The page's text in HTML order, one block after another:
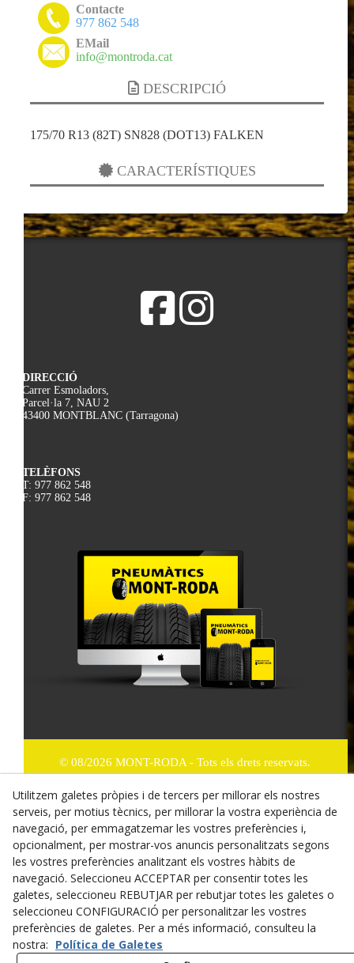
Contacte
977 862 548
EMail
info@montroda.cat
DESCRIPCIÓ
175/70 R13 (82T) SN828 (DOT13) FALKEN
CARACTERÍSTIQUES
DIRECCIÓ
Carrer Esmoladors,
Parcel·la 7, NAU 2
43400 MONTBLANC (Tarragona)
TELÈFONS
T: 977 862 548
F: 977 862 548
© 08/2026 MONT-RODA - Tots els drets reservats.
Política de Privacitat
Termes i condicions de compra
Dret de desistiment
Cookies
Mapa Web
Utilitzem galetes pròpies i de tercers per millorar els nostres
serveis, per motius tècnics, per millorar la vostra experiència de
navegació, per emmagatzemar les vostres preferències i,
opcionalment, per mostrar-vos anuncis personalitzats segons
les vostres preferències analitzant els vostres hàbits de
navegació. Seleccioneu ACCEPTAR per consentir totes les
galetes, seleccioneu REBUTJAR per rebutjar totes les galetes o
seleccioneu CONFIGURACIÓ per personalitzar les vostres
preferències de galetes. Per a més informació, consulteu la
nostra: Política de Galetes